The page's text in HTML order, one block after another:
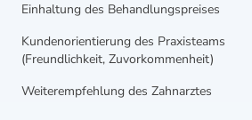
Einhaltung des Behandlungspreises
Kundenorientierung des Praxisteams
(Freundlichkeit, Zuvorkommenheit)
Weiterempfehlung des Zahnarztes